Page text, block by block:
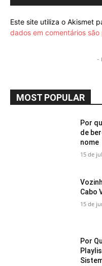
Este site utiliza o Akismet
dados em comentários
-
MOST POPULAR
Por
de
nome
15 de
Cabo
15 de
Por